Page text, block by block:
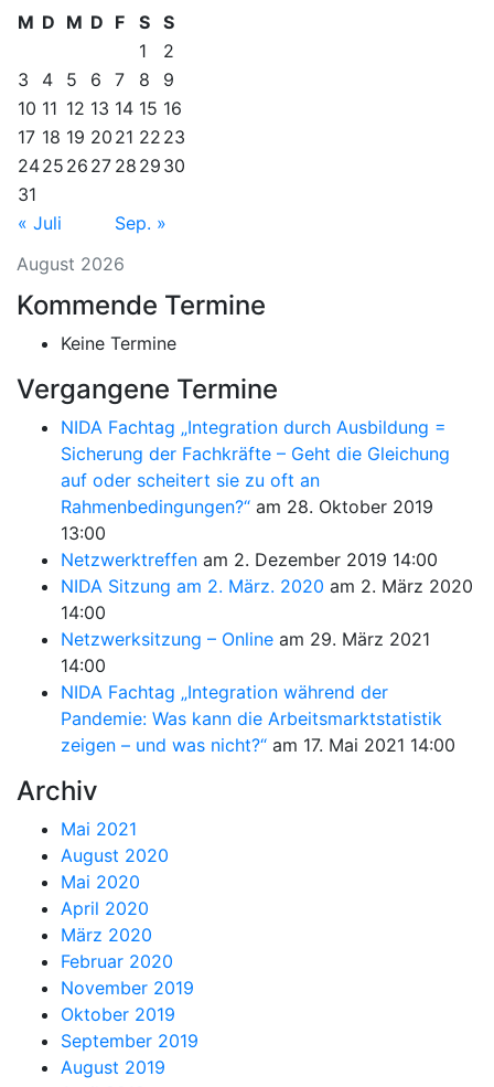
August 2026
M D M D F S S
1
2
3
4 5 6 7 8
9
10 11 12 13 14 15 16
17 18 19 20 21 22 23
2425 26 27 28 29 30
31
« Juli
Sep. »
Kommende Termine
Keine Termine
Vergangene Termine
NIDA Fachtag „Integration durch Ausbildung =
Sicherung der Fachkräfte – Geht die Gleichung
auf oder scheitert sie zu oft an
Rahmenbedingungen?“ am 28. Oktober 2019
13:00
Netzwerktreffen am 2. Dezember 2019 14:00
NIDA Sitzung am 2. März. 2020 am 2. März 2020
14:00
Netzwerksitzung – Online am 29. März 2021
14:00
NIDA Fachtag „Integration während der
Pandemie: Was kann die Arbeitsmarktstatistik
zeigen – und was nicht?“ am 17. Mai 2021 14:00
Archiv
Mai 2021
August 2020
Mai 2020
April 2020
März 2020
Februar 2020
November 2019
Oktober 2019
September 2019
August 2019